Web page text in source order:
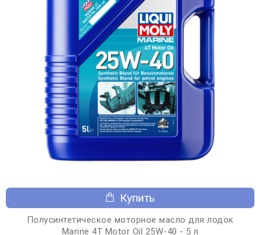
Купить
Полусинтетическое моторное масло для лодок
Marine 4T Motor Oil 25W-40 - 5 л